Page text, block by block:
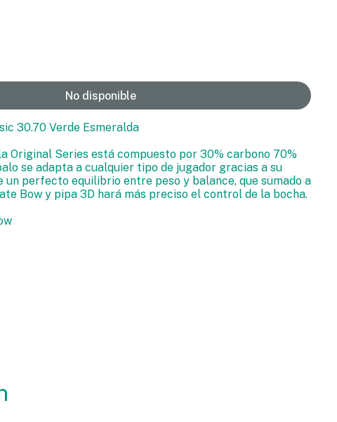
No disponible
30.70 Verde Esmeralda
la Original Series está compuesto por 30% carbono 70%
se adapta a cualquier tipo de jugador gracias a su
un perfecto equilibrio entre peso y balance, que sumado a
Bow y pipa 3D hará más preciso el control de la bocha.